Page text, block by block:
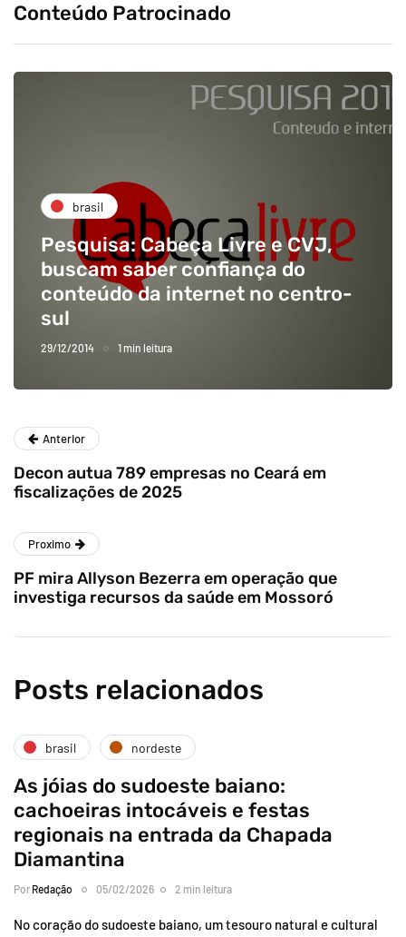
Conteúdo Patrocinado
brasil
Cabeça Livre e CVJ,
saber confiança do
da internet no centro-
1 min leitura
Anterior
Decon autua 789 empresas no Ceará em
fiscalizações de 2025
Proximo
PF mira Allyson Bezerra em operação que
investiga recursos da saúde em Mossoró
Posts relacionados
brasil nordeste
As jóias do sudoeste baiano:
cachoeiras intocáveis e festas
regionais na entrada da Chapada
Diamantina
Por Redação 05/02/2026 2 min leitura
No coração do sudoeste baiano, um tesouro natural e cultural